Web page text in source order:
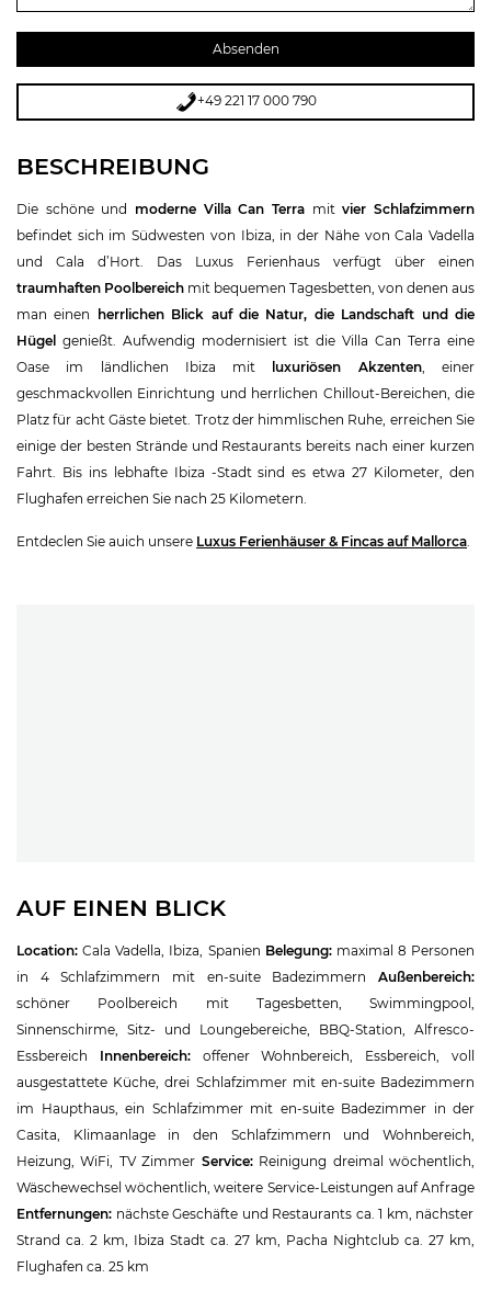
+49 221 17 000 790
BESCHREIBUNG
Die schöne und moderne Villa Can Terra mitvier Schlafzimmern
befindet sich im Südwesten von Ibiza, in der Nähe von Cala Vadella
und Cala d’Hort. Das Luxus Ferienhaus verfügt über einen
traumhaften Poolbereich mit bequemen Tagesbetten, von denen aus
man einen herrlichen Blick auf die Natur, die Landschaft und die
Hügel genießt. Aufwendig modernisiert ist die Villa Can Terra eine
Oase im ländlichen Ibiza mit luxuriösen Akzenten, einer
geschmackvollen Einrichtung und herrlichen Chillout-Bereichen, die
Platz für acht Gäste bietet. Trotz der himmlischen Ruhe, erreichen Sie
einige der besten Strände und Restaurants bereits nach einer kurzen
Fahrt. Bis ins lebhafte Ibiza -Stadt sind es etwa 27 Kilometer, den
Flughafen erreichen Sie nach 25 Kilometern.
Entdeclen Sie auich unsere Luxus Ferienhäuser & Fincas auf Mallorca
AUF EINEN BLICK
Location: Cala Vadella, Ibiza, Spanien Belegung:maximal 8 Personen
in 4 Schlafzimmern mit en-suite Badezimmern Außenbereich:
schöner Poolbereich mit Tagesbetten, Swimmingpool,
Sinnenschirme, Sitz- und Loungebereiche, BBQ-Station, Alfresco-
Essbereich Innenbereich:offener Wohnbereich, Essbereich, voll
ausgestattete Küche, drei Schlafzimmer mit en-suite Badezimmern
im Haupthaus, ein Schlafzimmer mit en-suite Badezimmer in der
Casita, Klimaanlage in den Schlafzimmern und Wohnbereich,
Heizung, WiFi, TV Zimmer Service:Reinigung dreimal wöchentlich,
Wäschewechsel wöchentlich, weitere Service-Leistungen auf Anfrage
Entfernungen: nächste Geschäfte und Restaurants ca. 1 km, nächster
Strand ca. 2 km, Ibiza Stadt ca. 27 km, Pacha Nightclub ca. 27 km,
Flughafen ca. 25 km